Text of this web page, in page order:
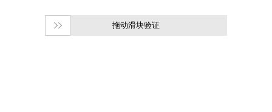
拖动滑块验证